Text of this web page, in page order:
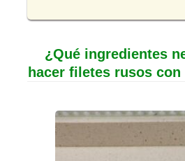
¿Qué ingredientes
hacer filetes rusos con